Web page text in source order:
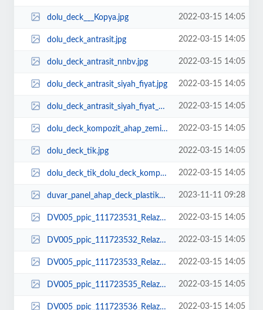
dolu_deck___Kopya.jpg 2022-03-15 14:05
dolu_deck_antrasit.jpg 2022-03-15 14:05
dolu_deck_antrasit_nnbv.jpg 2022-03-15 14:05
dolu_deck_antrasit_siyah_fiyat.jpg 2022-03-15 14:05
dolu_deck_antrasit_siyah_fiyat_zemin_kaplama_deck_ahap.jpg 2022-03-15 14:05
dolu_deck_kompozit_ahap_zemin_deme_kaplama_slak_zemin_fiyatlar_plastik.jpg 2022-03-15 14:05
dolu_deck_tik.jpg 2022-03-15 14:05
dolu_deck_tik_dolu_deck_kompozit_ahap_zemin_deme_kaplama_slak_zemin_fiyatlar_... 2022-03-15 14:05
duvar_panel_ahap_deck_plastik_lambiri.jpeg 2023-11-11 09:28
DV005_ppic_111723531_Relazzo_Style_Terra_geriffelt_0.jpg 2022-03-15 14:05
DV005_ppic_111723532_Relazzo_Style_Tasso_geriffelt_0.jpg 2022-03-15 14:05
DV005_ppic_111723533_Relazzo_Style_Pino_geriffelt_0.jpg 2022-03-15 14:05
DV005_ppic_111723535_Relazzo_Style_Tasso_brushed_0.jpg 2022-03-15 14:05
DV005_ppic_111723536_Relazzo_Style_Pino_brushed_0.jpg 2022-03-15 14:05